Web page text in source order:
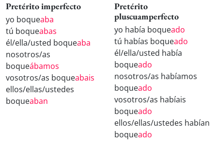
Pretérito imperfecto
yo boqueaba
tú boqueabas
él/ella/usted boqueaba
nosotros/as
boqueábamos
vosotros/as boqueabais
ellos/ellas/ustedes
boqueaban
Pretérito
pluscuamperfecto
yo había boqueado
tú habías boqueado
él/ella/usted había
boqueado
nosotros/as habíamos
boqueado
vosotros/as habíais
boqueado
ellos/ellas/ustedes habían
boqueado